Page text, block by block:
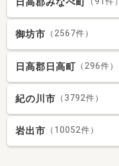
御坊市 （2567件）
日高郡日高町 （296件）
紀の川市 （3792件）
岩出市 （10052件）